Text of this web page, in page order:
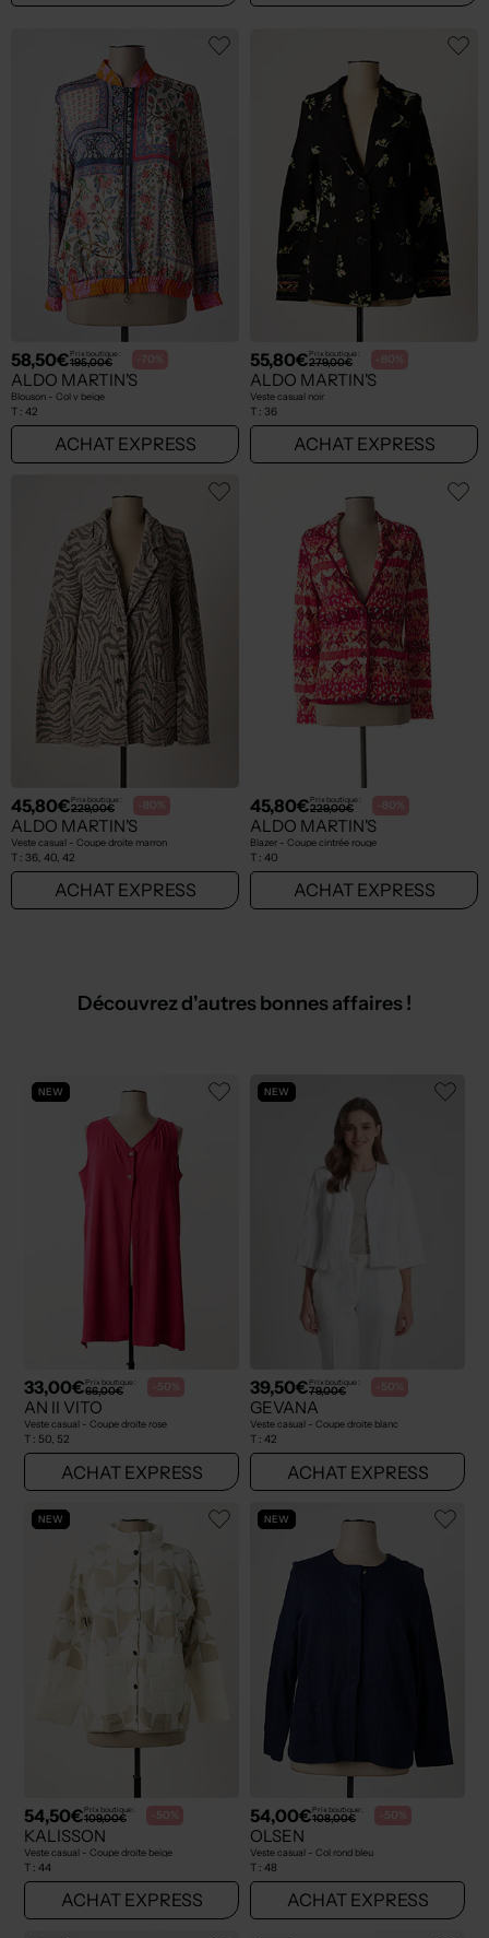
58,50€Prix boutique :
195,00€ -70%
ALDO MARTIN'S
Blouson - Col v beige
T : 42
ACHAT EXPRESS
55,80€Prix boutique :
279,00€ -80%
ALDO MARTIN'S
Veste casual noir
T : 36
ACHAT EXPRESS
45,80€Prix boutique :
229,00€ -80%
ALDO MARTIN'S
Veste casual - Coupe droite marron
T : 36, 40, 42
ACHAT EXPRESS
45,80€Prix boutique :
229,00€ -80%
ALDO MARTIN'S
Blazer - Coupe cintrée rouge
T : 40
ACHAT EXPRESS
Découvrez d'autres bonnes affaires !
NEW
33,00€Prix boutique :
66,00€ -50%
AN II VITO
Veste casual - Coupe droite rose
T : 50, 52
ACHAT EXPRESS
NEW
39,50€Prix boutique :
79,00€ -50%
GEVANA
Veste casual - Coupe droite blanc
T : 42
ACHAT EXPRESS
NEW
54,50€Prix boutique :
109,00€ -50%
KALISSON
Veste casual - Coupe droite beige
T : 44
ACHAT EXPRESS
NEW
54,00€Prix boutique :
108,00€ -50%
OLSEN
Veste casual - Col rond bleu
T : 48
ACHAT EXPRESS